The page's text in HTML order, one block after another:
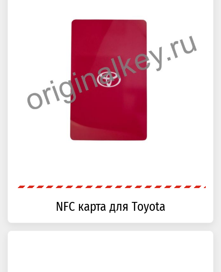
NFC карта для Toyota